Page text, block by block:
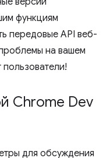
функциям
передовые API веб-
на вашем
Chrome Dev
для обсуждения